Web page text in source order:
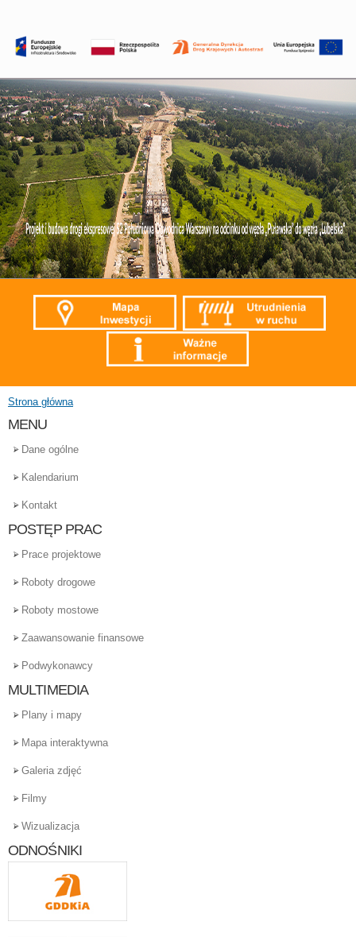
Jesteś tutaj
Strona główna
MENU
Dane ogólne
Kalendarium
Kontakt
POSTĘP PRAC
Prace projektowe
Roboty drogowe
Roboty mostowe
Zaawansowanie finansowe
Podwykonawcy
MULTIMEDIA
Plany i mapy
Mapa interaktywna
Galeria zdjęć
Filmy
Wizualizacja
ODNOŚNIKI